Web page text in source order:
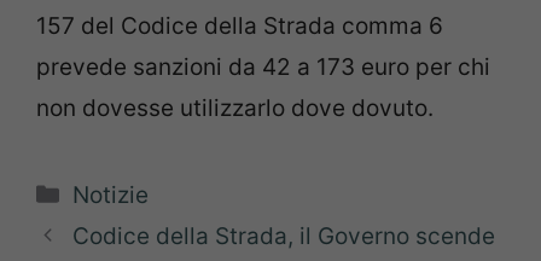
157 del Codice della Strada comma 6
prevede sanzioni da 42 a 173 euro per chi
non dovesse utilizzarlo dove dovuto.
Categorie
Notizie
Codice della Strada, il Governo scende